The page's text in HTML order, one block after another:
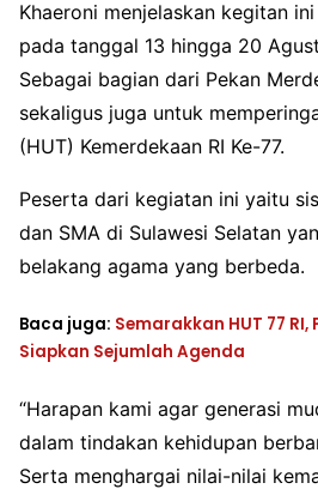
Khaeroni menjelaskan kegitan
pada tanggal 13 hingga 20
Sebagai bagian dari Pekan
sekaligus juga untuk
(HUT) Kemerdekaan RI Ke-77.
Peserta dari kegiatan ini yaitu
dan SMA di Sulawesi Selatan
belakang agama yang berbeda.
Baca juga: Semarakkan HUT 77
Siapkan Sejumlah Agenda
“Harapan kami agar generasi
dalam tindakan kehidupan
Serta menghargai nilai-nilai